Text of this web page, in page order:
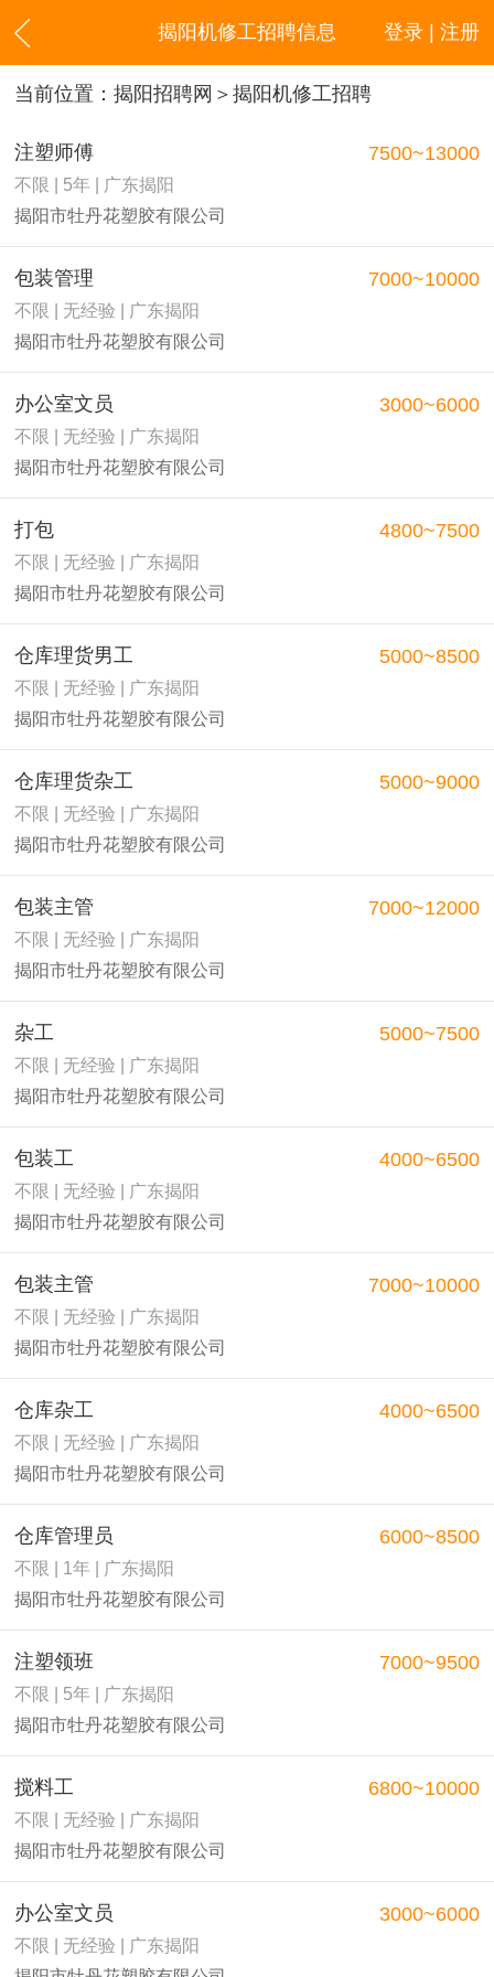
登录 | 注册
揭阳机修工招聘信息
当前位置： 揭阳招聘网 ＞揭阳机修工招聘
注塑师傅
不限 | 5年 | 广东揭阳
揭阳市牡丹花塑胶有限公司
7500~13000
包装管理
不限 | 无经验 | 广东揭阳
揭阳市牡丹花塑胶有限公司
7000~10000
办公室文员
不限 | 无经验 | 广东揭阳
揭阳市牡丹花塑胶有限公司
3000~6000
打包
不限 | 无经验 | 广东揭阳
揭阳市牡丹花塑胶有限公司
4800~7500
仓库理货男工
不限 | 无经验 | 广东揭阳
揭阳市牡丹花塑胶有限公司
5000~8500
仓库理货杂工
不限 | 无经验 | 广东揭阳
揭阳市牡丹花塑胶有限公司
5000~9000
包装主管
不限 | 无经验 | 广东揭阳
揭阳市牡丹花塑胶有限公司
7000~12000
杂工
不限 | 无经验 | 广东揭阳
揭阳市牡丹花塑胶有限公司
5000~7500
包装工
不限 | 无经验 | 广东揭阳
揭阳市牡丹花塑胶有限公司
4000~6500
包装主管
不限 | 无经验 | 广东揭阳
揭阳市牡丹花塑胶有限公司
7000~10000
仓库杂工
不限 | 无经验 | 广东揭阳
揭阳市牡丹花塑胶有限公司
4000~6500
仓库管理员
不限 | 1年 | 广东揭阳
揭阳市牡丹花塑胶有限公司
6000~8500
注塑领班
不限 | 5年 | 广东揭阳
揭阳市牡丹花塑胶有限公司
7000~9500
搅料工
不限 | 无经验 | 广东揭阳
揭阳市牡丹花塑胶有限公司
6800~10000
办公室文员
不限 | 无经验 | 广东揭阳
3000~6000